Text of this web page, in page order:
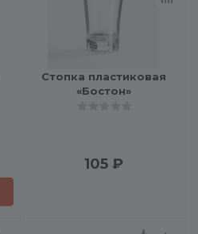
Стопка пластиковая
«Бостон»
105₽